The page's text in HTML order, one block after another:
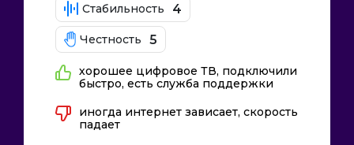
Стабильность 4
Честность 5
хорошее цифровое ТВ, подключили
быстро, есть служба поддержки
иногда интернет зависает, скорость
падает